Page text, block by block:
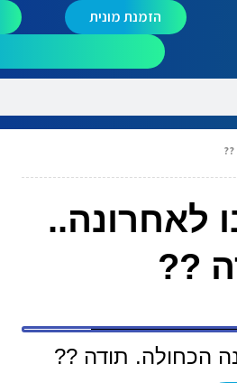
הזמנת מונית
לאחרונה..
??
הכחולה. תודה ??